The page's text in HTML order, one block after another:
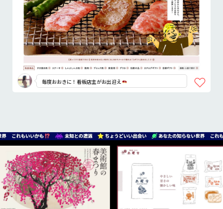
毎度おおきに！看板店主がお出迎え